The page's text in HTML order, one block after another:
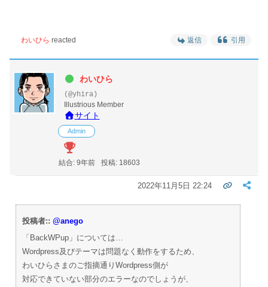
わいひら reacted 返信 引用
わいひら
(@yhira)
Illustrious Member
サイト
Admin
結合: 9年前 投稿: 18603
2022年11月5日 22:24
投稿者:: @anego
「BackWPup」については…
Wordpress及びテーマは問題なく動作をするため、
わいひらさまのご指摘通りWordpress側が
対応できていない部分のエラーなのでしょうが、